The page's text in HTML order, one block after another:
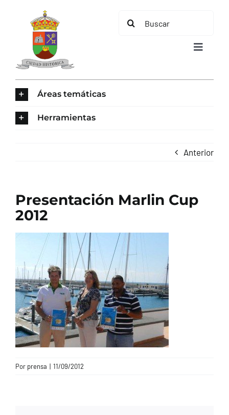
contenido
Buscar:
Toggle
TURISMO
CONTACTO
Áreas temáticas
Herramientas
Anterior
Presentación Marlin Cup
2012
Por prensa | 11/09/2012